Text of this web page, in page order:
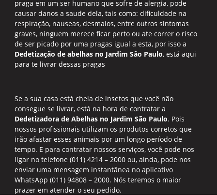
praga em um ser humano que sofre de alergia, pode
causar danos a saude dela, tais como: dificuldade na
respiração, nauseas, desmaios, entre outros sintomas
graves, ninguem merece ficar perto ou ate correr o risco
de ser picado por uma pragas igual a esta, por isso a
Dedetização de abelhas no Jardim São Paulo, está aqui
para te livrar dessas pragas
Se a sua casa está cheia de insetos que você não
consegue se livrar, está na hora de contratar a
Dedetizadora de Abelhas no Jardim São Paulo. Pois
nossos profissionais utilizam os produtos corretos que
irão afastar esses animais por um longo período de
tempo. E para contratar nossos serviços, você pode nos
ligar no telefone (011) 4214 – 2000 ou, ainda, pode nos
enviar uma mensagem instantânea no aplicativo
WhatsApp (011) 94808 – 2000. Nós teremos o maior
prazer em atender o seu pedido.